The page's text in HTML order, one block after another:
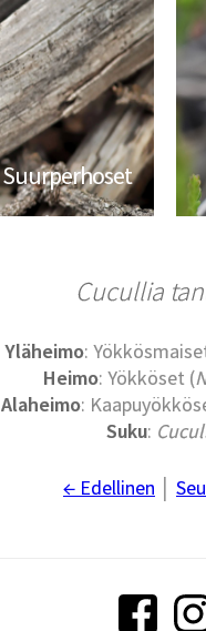
Suurperhoset
Cucullia
Yläheimo:
Heimo: Yökköset (
Alaheimo:
Suku:
← Edellinen